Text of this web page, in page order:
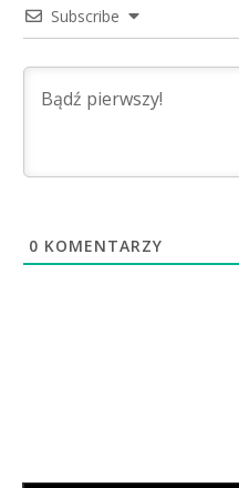
Subscribe
0 KOMENTARZY